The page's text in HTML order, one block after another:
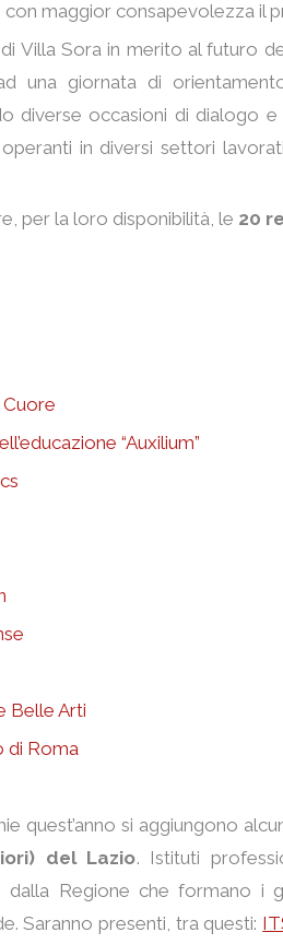
maggior consapevolezza il
Villa Sora in merito al futuro
una giornata di
diverse occasioni di dialogo
in diversi settori
per la loro disponibilità, le 20
“Auxilium”
Belle Arti
di Roma
quest’anno si aggiungono
del Lazio. Istituti
Regione che formano i
Saranno presenti, tra questi: